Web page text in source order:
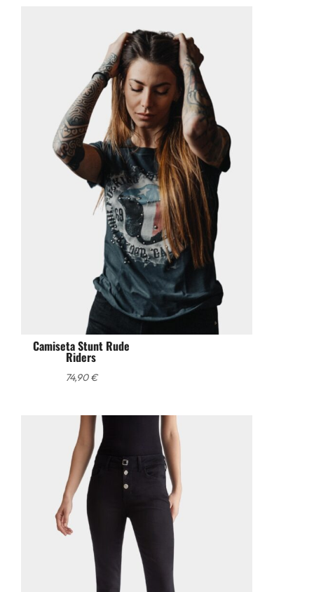
Camiseta Stunt Rude
Riders
74,90€